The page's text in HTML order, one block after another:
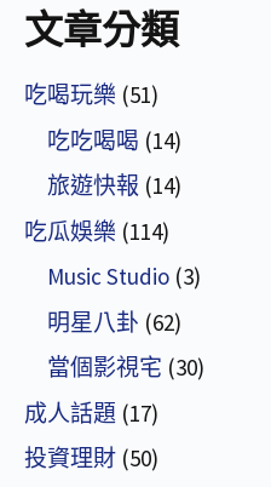
文章分類
吃喝玩樂 (51)
吃吃喝喝 (14)
旅遊快報 (14)
吃瓜娛樂 (114)
Music Studio (3)
明星八卦 (62)
當個影視宅 (30)
成人話題 (17)
投資理財 (50)